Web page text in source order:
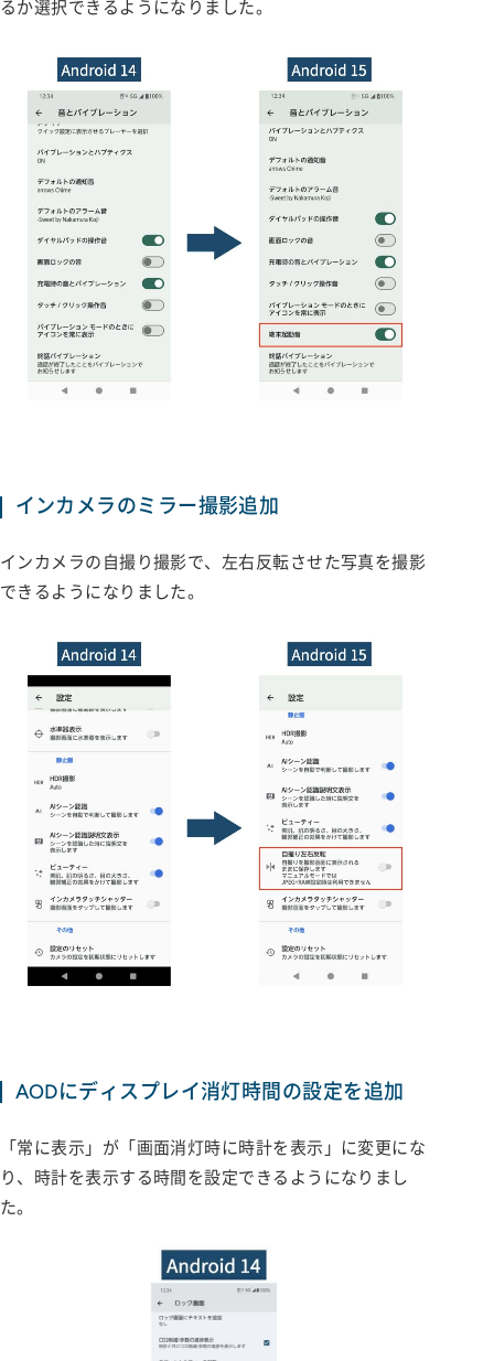
るか選択できるようになりました。
インカメラのミラー撮影追加
インカメラの自撮り撮影で、左右反転させた写真を撮影
できるようになりました。
AODにディスプレイ消灯時間の設定を追加
「常に表示」が「画面消灯時に時計を表示」に変更にな
り、時計を表示する時間を設定できるようになりまし
た。